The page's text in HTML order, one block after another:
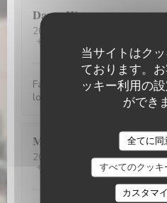
当サイトはク
ております。
ッキー利用の
ができ
全てに同
すべてのクッキ
カスタマ
DarenW
2026-06-20
サービス
Fantastic food at reasonable
lovely ambience
M. Hubert LASSERREL
2026-06-19
- 12:00 - ゲスト 2
サービス
雰囲気:5/5 メ
Le